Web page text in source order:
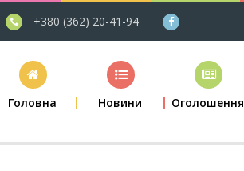
+380 (362) 20-41-94
Головна Новини Оголошення